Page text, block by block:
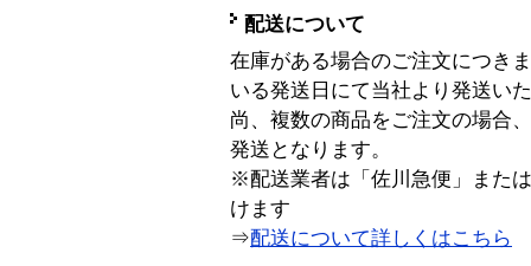
配送について
在庫がある場合のご注文につき
いる発送日にて当社より発送い
尚、複数の商品をご注文の場合
発送となります。
※配送業者は「佐川急便」また
けます
⇒配送について詳しくはこちら